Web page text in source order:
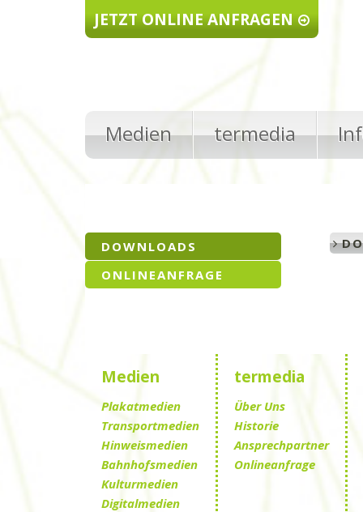
Direkt zum InhaltJETZT ONLINE ANFRAGEN
Medien termedia
DOWNLOADS
ONLINEANFRAGE
Medien
Plakatmedien
Transportmedien
Hinweismedien
Bahnhofsmedien
Kulturmedien
Digitalmedien
termedia
Über Uns
Historie
Ansprechpartner
Onlineanfrage